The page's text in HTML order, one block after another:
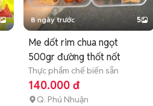
8 ngày trước 5
Me dốt rim chua ngọt
500gr đường thốt nốt
Thực phẩm chế biến sẵn
140.000 đ
Q. Phú Nhuận